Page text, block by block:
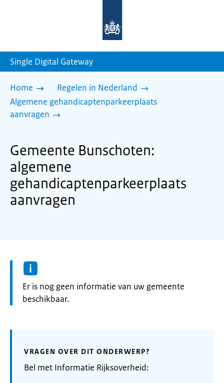
homepage
Single Digital Gateway
Home
Regelen in Nederland
Algemene gehandicaptenparkeerplaats
aanvragen
Gemeente Bunschoten:
algemene
gehandicaptenparkeerplaats
aanvragen
Informatie:
Er is nog geen informatie van uw gemeente
beschikbaar.
VRAGEN OVER DIT ONDERWERP?
Bel met Informatie Rijksoverheid: